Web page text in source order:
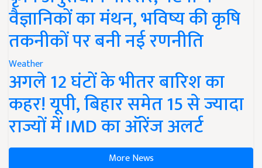
वैज्ञानिकों का मंथन, भविष्य की कृषि
तकनीकों पर बनी नई रणनीति
Weather
अगले 12 घंटों के भीतर बारिश का
कहर! यूपी, बिहार समेत 15 से ज्यादा
राज्यों में IMD का ऑरेंज अलर्ट
More News